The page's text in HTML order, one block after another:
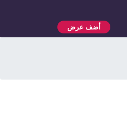
أضف عرض